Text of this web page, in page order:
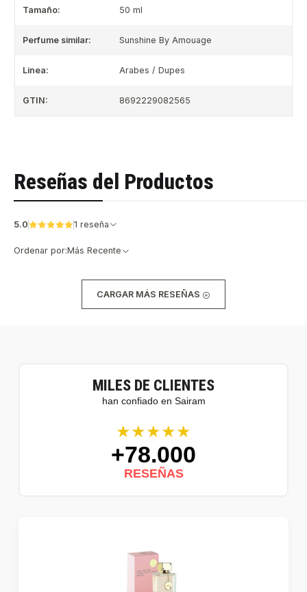
Tamaño: 50 ml
Perfume similar: Sunshine By Amouage
Linea: Arabes / Dupes
GTIN: 8692229082565
Reseñas del Productos
5.0 1 reseña
Ordenar por:Más Recente
CARGAR MÁS RESEÑAS
MILES DE CLIENTES
han confiado en Sairam
★★★★★
+78.000
RESEÑAS